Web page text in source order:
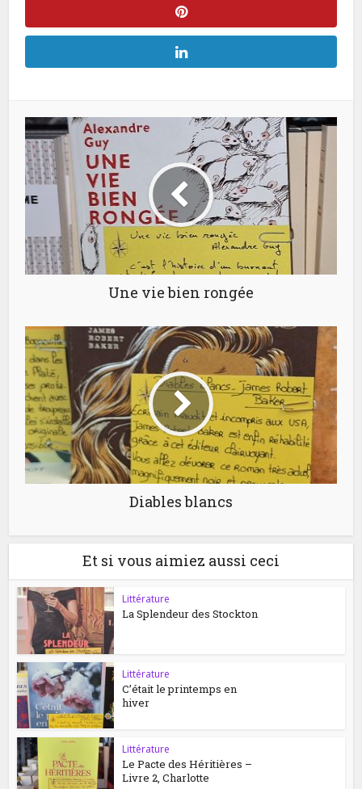
Une vie bien rongée
Diables blancs
Et si vous aimiez aussi ceci
Littérature
La Splendeur des Stockton
Littérature
C’était le printemps en
hiver
Littérature
Le Pacte des Héritières –
Livre 2, Charlotte